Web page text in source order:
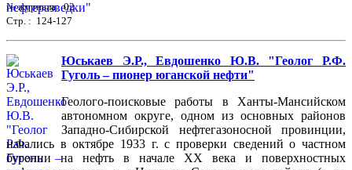
№ журнала: 02
Стр. : 124-127
Юськаев Э.Р., Евдошенко Ю.В. "Геолог Р.Ф.
Гуголь – пионер юганской нефти"
Геолого-поисковые работы в Ханты-Мансийском
автономном округе, одном из основных районов
Западно-Сибирской нефтегазоносной провинции,
начались в октябре 1933 г. с проверки сведений о частном
бурении на нефть в начале ХХ века и поверхностных